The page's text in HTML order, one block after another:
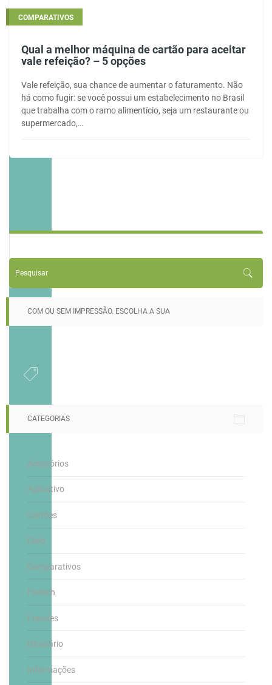
COMPARATIVOS
Qual a melhor máquina de cartão para aceitar
vale refeição? – 5 opções
Vale refeição, sua chance de aumentar o faturamento. Não
há como fugir: se você possui um estabelecimento no Brasil
que trabalha com o ramo alimentício, seja um restaurante ou
supermercado,…
COM OU SEM IMPRESSÃO. ESCOLHA A SUA
CATEGORIAS
Acessórios
Aplicativo
Cartões
Cielo
Comparativos
Fintech
Fraudes
Glossário
Informações